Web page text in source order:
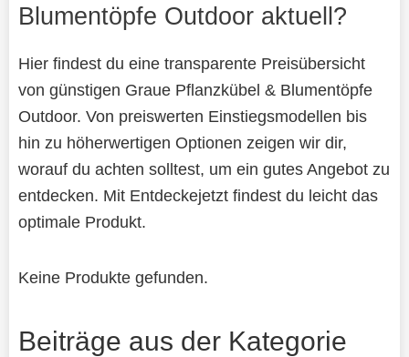
Blumentöpfe Outdoor aktuell?
Hier findest du eine transparente Preisübersicht
von günstigen Graue Pflanzkübel & Blumentöpfe
Outdoor. Von preiswerten Einstiegsmodellen bis
hin zu höherwertigen Optionen zeigen wir dir,
worauf du achten solltest, um ein gutes Angebot zu
entdecken. Mit Entdeckejetzt findest du leicht das
optimale Produkt.
Keine Produkte gefunden.
Beiträge aus der Kategorie